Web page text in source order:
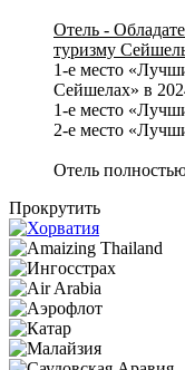
Отель -
туризму
1-е место
Сейшелах» в
1-е место
2-е место
Отель
Прокрутить